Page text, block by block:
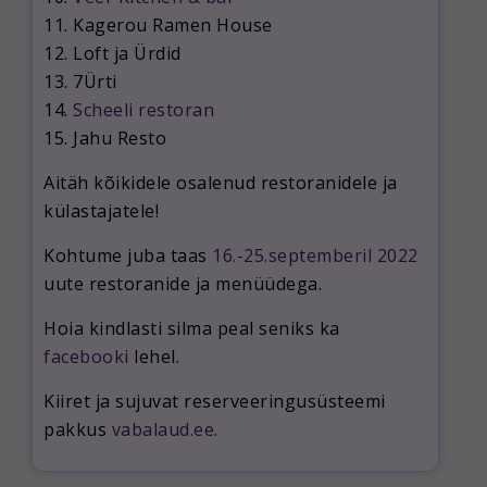
11. Kagerou Ramen House
12. Loft ja Ürdid
13. 7Ürti
14. Scheeli restoran
15. Jahu Resto
Aitäh kõikidele osalenud restoranidele ja
külastajatele!
Kohtume juba taas 16.-25.septemberil 2022
uute restoranide ja menüüdega.
Hoia kindlasti silma peal seniks ka
facebooki lehel.
Kiiret ja sujuvat reserveeringusüsteemi
pakkus vabalaud.ee.